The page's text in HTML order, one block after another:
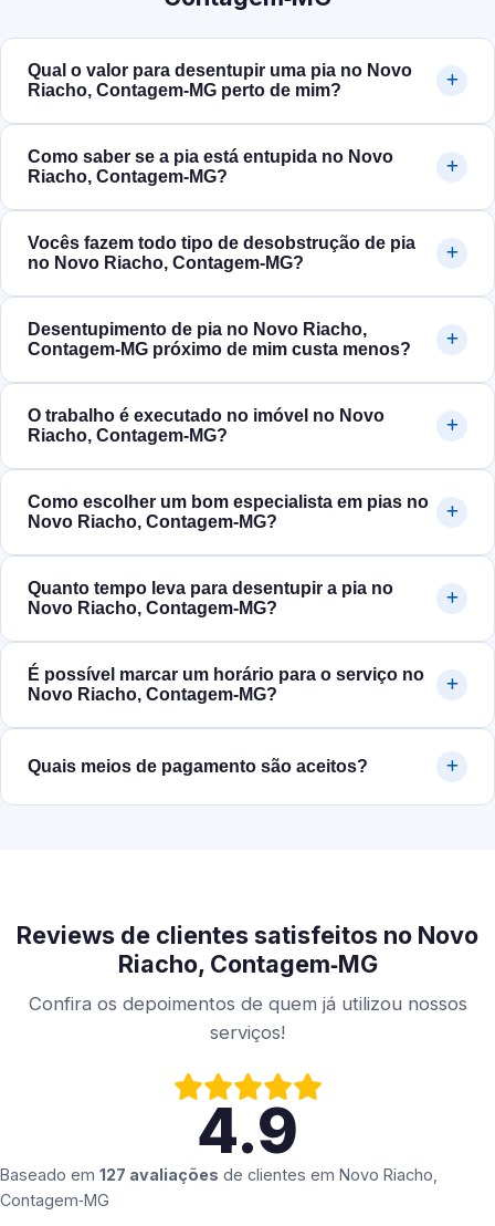
Qual o valor para desentupir uma pia no Novo
Riacho, Contagem‑MG perto de mim?
Como saber se a pia está entupida no Novo
Riacho, Contagem‑MG?
Vocês fazem todo tipo de desobstrução de pia
no Novo Riacho, Contagem‑MG?
Desentupimento de pia no Novo Riacho,
Contagem‑MG próximo de mim custa menos?
O trabalho é executado no imóvel no Novo
Riacho, Contagem‑MG?
Como escolher um bom especialista em pias no
Novo Riacho, Contagem‑MG?
Quanto tempo leva para desentupir a pia no
Novo Riacho, Contagem‑MG?
É possível marcar um horário para o serviço no
Novo Riacho, Contagem‑MG?
Quais meios de pagamento são aceitos?
Reviews de clientes satisfeitos no Novo
Riacho, Contagem‑MG
Confira os depoimentos de quem já utilizou nossos
serviços!
4.9
Baseado em 127 avaliações de clientes em Novo Riacho,
Contagem‑MG